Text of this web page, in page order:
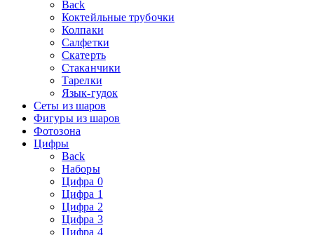
Back
Коктейльные трубочки
Колпаки
Салфетки
Скатерть
Стаканчики
Тарелки
Язык-гудок
Сеты из шаров
Фигуры из шаров
Фотозона
Цифры
Back
Наборы
Цифра 0
Цифра 1
Цифра 2
Цифра 3
Цифра 4